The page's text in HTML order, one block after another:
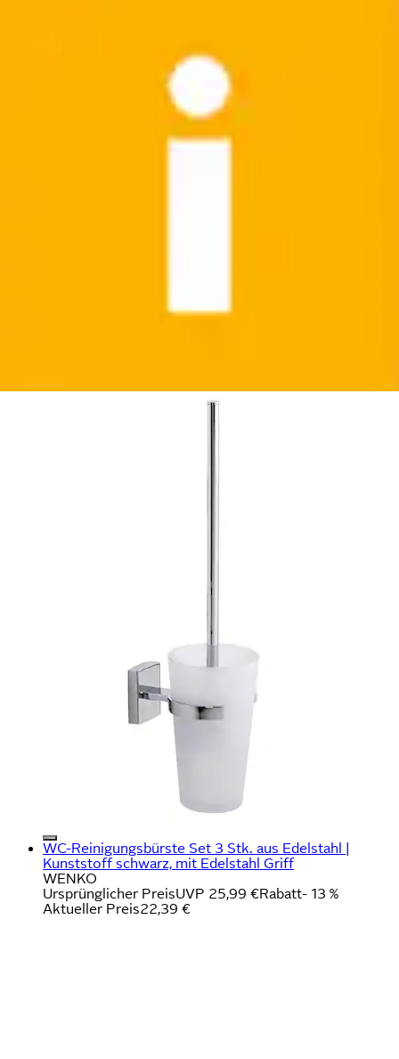
WC-Reinigungsbürste »WC-Reinigungsbürste 1x tesa
WC-Reinigungsbürste Set 3 Stk. aus Edelstahl |
Kunststoff schwarz, mit Edelstahl Griff
WENKO
Ursprünglicher PreisUVP 25,99 €Rabatt- 13 %
Aktueller Preis22,39 €